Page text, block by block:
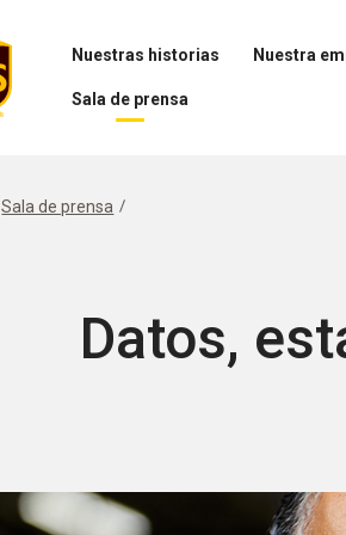
Nuestras historias
Abrir
el
Nuestra
Sala de prensa
de
Sala de prensa
Datos,